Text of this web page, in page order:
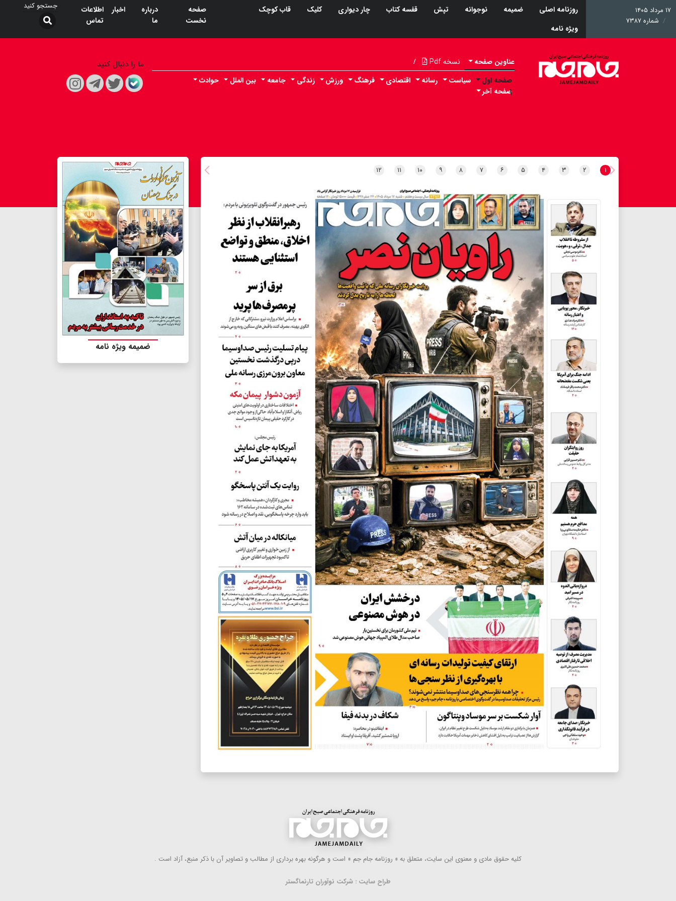
۱۷ مرداد ۱۴۰۵
شماره ۷۳۸۷
روزنامه اصلی ضمیمه نوجوانه تپش قفسه کتاب چار دیواری کلیک
قاب کوچک
ویژه نامه
صفحه
نخست
درباره
ما
اخبار
اطلاعات
تماس
عناوین صفحه نسخه Pdf /
صفحه اول
۱
سیاست رسانه اقتصادی فرهنگ ورزش زندگی جامعه بین الملل
حوادث
صفحه آخر
ما را دنبال کنید
۱ ۲ ۳ ۴ ۵ ۶ ۷ ۸ ۹ ۱۰ ۱۱ ۱۲
ضمیمه ویژه نامه
كلیه حقوق مادی و معنوی این سایت، متعلق به « روزنامه جام جم » است و هرگونه بهره ‌برداری از مطالب و تصاویر آن با ذكر منبع، آزاد است .
طراح سایت : شرکت نوآوران تارنماگستر